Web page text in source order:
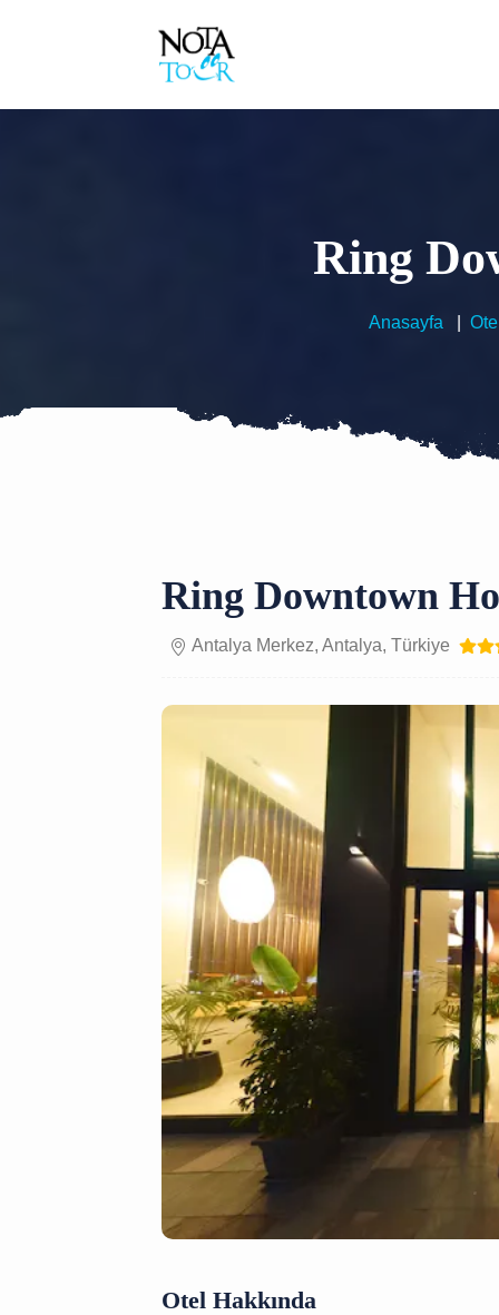
Ring
Anasayfa
Ring Downtown
Antalya Merkez, Antalya, Türkiye
Otel Hakkında